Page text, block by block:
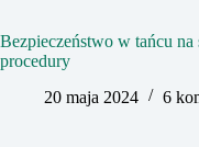
Bezpieczeństwo w tańcu
procedury
20 maja 2024
6